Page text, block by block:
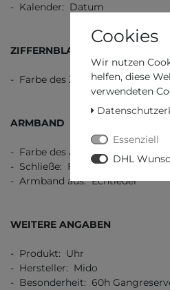
- Kalender: Datum
ZIFFERNBLATT
- Farbe des Ziffernblatts: Weiß
ARMBAND
- Farbe des Armbands: Schwarz
- Schließe: Faltschließe
- Armband aus: Echtleder
WEITERE ANGABEN
- Produkt: Uhr
- Hersteller: Mido
- Besonderheit: 60h
Cookies
Wir nutzen
helfen, diese
verwendeten
Essenziell
DHL